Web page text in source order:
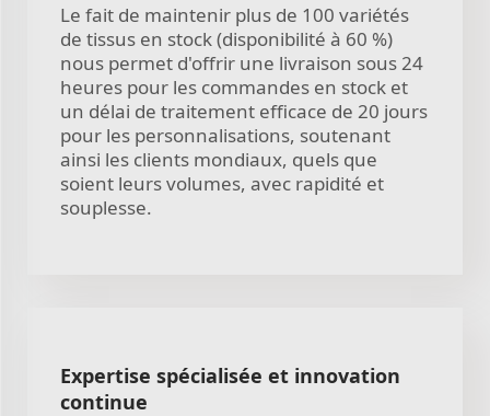
Le fait de maintenir plus de 100 variétés
de tissus en stock (disponibilité à 60 %)
nous permet d'offrir une livraison sous 24
heures pour les commandes en stock et
un délai de traitement efficace de 20 jours
pour les personnalisations, soutenant
ainsi les clients mondiaux, quels que
soient leurs volumes, avec rapidité et
souplesse.
Expertise spécialisée et innovation
continue